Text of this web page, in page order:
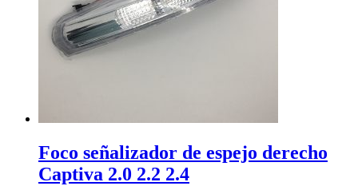
Foco señalizador de espejo derecho
Captiva 2.0 2.2 2.4